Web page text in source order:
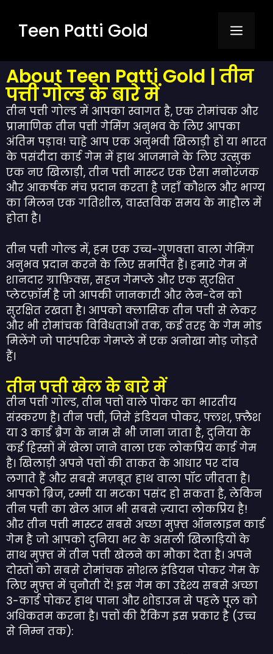
Teen Patti Gold
About Teen Patti Gold | तीन
पत्ती गोल्ड के बारे में
तीन पत्ती गोल्ड में आपका स्वागत है, एक रोमांचक और
प्रामाणिक तीन पत्ती गेमिंग अनुभव के लिए आपका
अंतिम पड़ाव! चाहे आप एक अनुभवी खिलाड़ी हों या भारत
के पसंदीदा कार्ड गेम में हाथ आजमाने के लिए उत्सुक
एक नए खिलाड़ी, तीन पत्ती मास्टर एक ऐसा मनोरंजक
और आकर्षक मंच प्रदान करता है जहाँ कौशल और भाग्य
का मिलन एक गतिशील, वास्तविक समय के माहौल में
होता है।
तीन पत्ती गोल्ड में, हम एक उच्च-गुणवत्ता वाला गेमिंग
अनुभव प्रदान करने के लिए समर्पित हैं। हमारे गेम में
शानदार ग्राफ़िक्स, सहज गेमप्ले और एक सुरक्षित
प्लेटफ़ॉर्म है जो आपकी जानकारी और लेन-देन को
सुरक्षित रखता है। आपको क्लासिक तीन पत्ती से लेकर
और भी रोमांचक विविधताओं तक, कई तरह के गेम मोड
मिलेंगे जो पारंपरिक गेमप्ले में एक अनोखा मोड़ जोड़ते
हैं।
तीन पत्ती खेल के बारे में
तीन पत्ती गोल्ड, तीन पत्तों वाले पोकर का भारतीय
संस्करण है। तीन पत्ती, जिसे इंडियन पोकर, फ्लश, फ़्लैश
या 3 कार्ड ब्रैग के नाम से भी जाना जाता है, दुनिया के
कई हिस्सों में खेला जाने वाला एक लोकप्रिय कार्ड गेम
है। खिलाड़ी अपने पत्तों की ताकत के आधार पर दांव
लगाते हैं और सबसे मज़बूत हाथ वाला पॉट जीतता है।
आपको ब्रिज, रम्मी या मटका पसंद हो सकता है, लेकिन
तीन पत्ती का खेल आज भी सबसे ज़्यादा लोकप्रिय है!
और तीन पत्ती मास्टर सबसे अच्छा मुफ़्त ऑनलाइन कार्ड
गेम है जो आपको दुनिया भर के असली खिलाड़ियों के
साथ मुफ़्त में तीन पत्ती खेलने का मौका देता है। अपने
दोस्तों को सबसे रोमांचक सोशल इंडियन पोकर गेम के
लिए मुफ़्त में चुनौती दें! इस गेम का उद्देश्य सबसे अच्छा
3-कार्ड पोकर हाथ पाना और शोडाउन से पहले पूल को
अधिकतम करना है। पत्तों की रैंकिंग इस प्रकार है (उच्च
से निम्न तक):